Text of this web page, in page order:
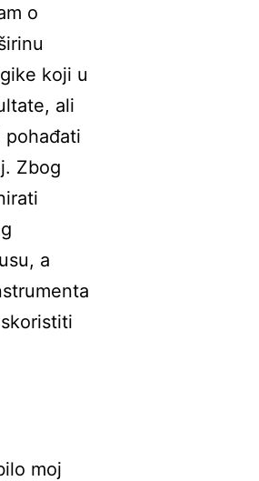
o
koji u
ali
pohađati
Zbog
a
moj